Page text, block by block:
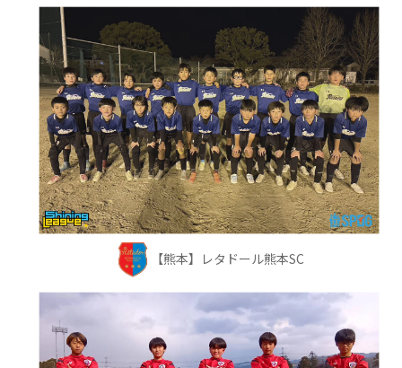
【熊本】レタドール熊本SC